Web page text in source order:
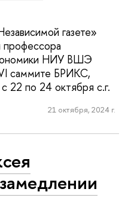
газете»
профессора
НИУ ВШЭ
саммите БРИКС,
22 по 24 октября с.г.
21 октября, 2024 г.